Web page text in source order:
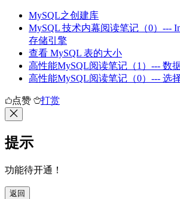
MySQL之创建库
MySQL 技术内幕阅读笔记（0）---
存储引擎
查看 MySQL 表的大小
高性能MySQL阅读笔记（1）--- 数
高性能MySQL阅读笔记（0）--- 选
点赞 打赏
提示
功能待开通！
返回